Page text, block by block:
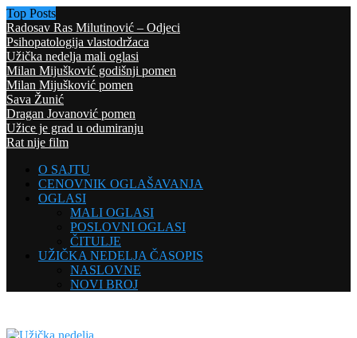
Top Posts
Radosav Ras Milutinović – Odjeci
Psihopatologija vlastodržaca
Užička nedelja mali oglasi
Milan Mijušković godišnji pomen
Milan Mijušković pomen
Sava Žunić
Dragan Jovanović pomen
Užice je grad u odumiranju
Rat nije film
O SAJTU
CENOVNIK OGLAŠAVANJA
OGLASI
MALI OGLASI
POSLOVNI OGLASI
ČITULJE
UŽIČKA NEDELJA ČASOPIS
NASLOVNE
NOVI BROJ